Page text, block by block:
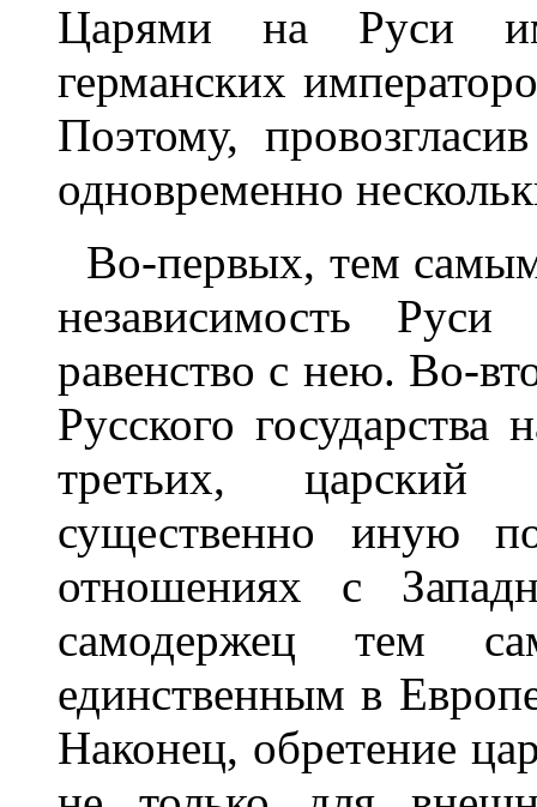
Царями на Руси
германских
Поэтому,
одновременно
Во-первых, тем
независимость
равенство с нею. Во-
Русского государства
третьих, царский
существенно иную
отношениях с
самодержец тем
единственным в
Наконец, обретение